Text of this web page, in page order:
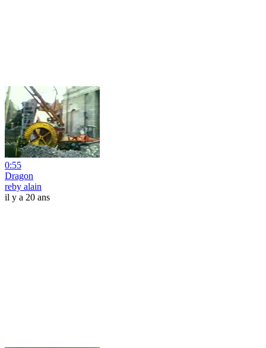
0:55
Dragon
reby alain
il y a 20 ans